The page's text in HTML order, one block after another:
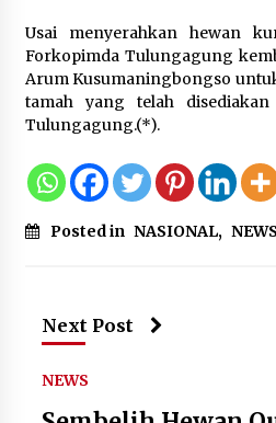
Timnas
Bangkit Usai
Penanganan
Abdul Muis
Usai menyerahkan hewan
Forkopimda Tulungagung
Arum Kusumaningbongso
tamah yang telah disediakan
Tulungagung.(*).
Posted in NASIONAL, NEWS
Next Post
NEWS